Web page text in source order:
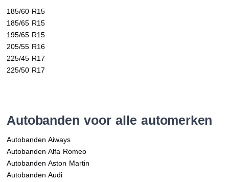
185/60 R15
185/65 R15
195/65 R15
205/55 R16
225/45 R17
225/50 R17
Autobanden voor alle automerken
Autobanden Aiways
Autobanden Alfa Romeo
Autobanden Aston Martin
Autobanden Audi